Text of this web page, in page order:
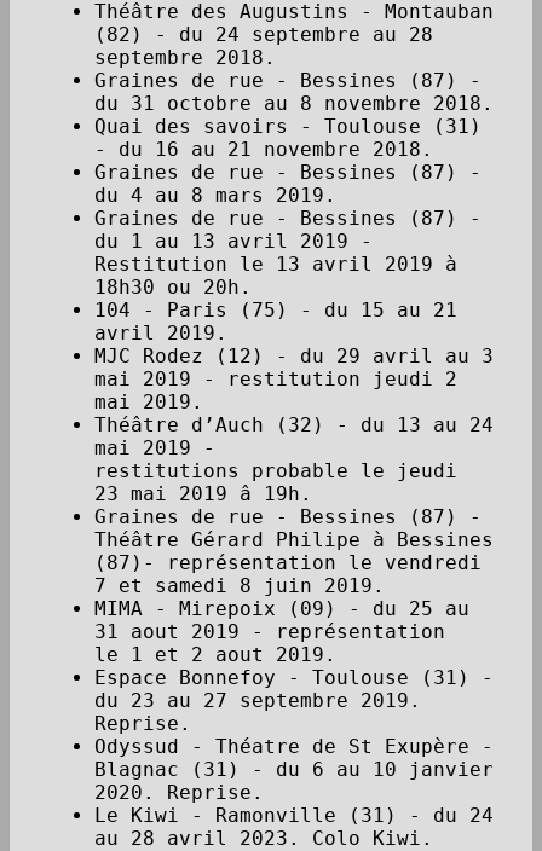
Théâtre des Augustins - Montauban
(82) - du 24 septembre au 28
septembre 2018.
Graines de rue - Bessines (87) -
du 31 octobre au 8 novembre 2018.
Quai des savoirs - Toulouse (31)
- du 16 au 21 novembre 2018.
Graines de rue - Bessines (87) -
du 4 au 8 mars 2019.
Graines de rue - Bessines (87) -
du 1 au 13 avril 2019 -
Restitution le 13 avril 2019 à
18h30 ou 20h.
104 - Paris (75) - du 15 au 21
avril 2019.
MJC Rodez (12) - du 29 avril au 3
mai 2019 - restitution jeudi 2
mai 2019.
Théâtre d’Auch (32) - du 13 au 24
mai 2019 -
restitutions probable le jeudi
23 mai 2019 â 19h.
Graines de rue - Bessines (87) -
Théâtre Gérard Philipe à Bessines
(87)- représentation le vendredi
7 et samedi 8 juin 2019.
MIMA - Mirepoix (09) - du 25 au
31 aout 2019 - représentation
le 1 et 2 aout 2019.
Espace Bonnefoy - Toulouse (31) -
du 23 au 27 septembre 2019.
Reprise.
Odyssud - Théatre de St Exupère -
Blagnac (31) - du 6 au 10 janvier
2020. Reprise.
Le Kiwi - Ramonville (31) - du 24
au 28 avril 2023. Colo Kiwi.